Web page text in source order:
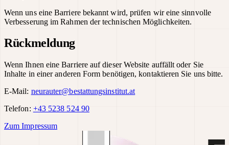
Wenn uns eine Barriere bekannt wird, prüfen wir eine sinnvolle
Verbesserung im Rahmen der technischen Möglichkeiten.
Rückmeldung
Wenn Ihnen eine Barriere auf dieser Website auffällt oder Sie
Inhalte in einer anderen Form benötigen, kontaktieren Sie uns bitte.
E-Mail: neurauter@bestattungsinstitut.at
Telefon: +43 5238 524 90
Zum Impressum